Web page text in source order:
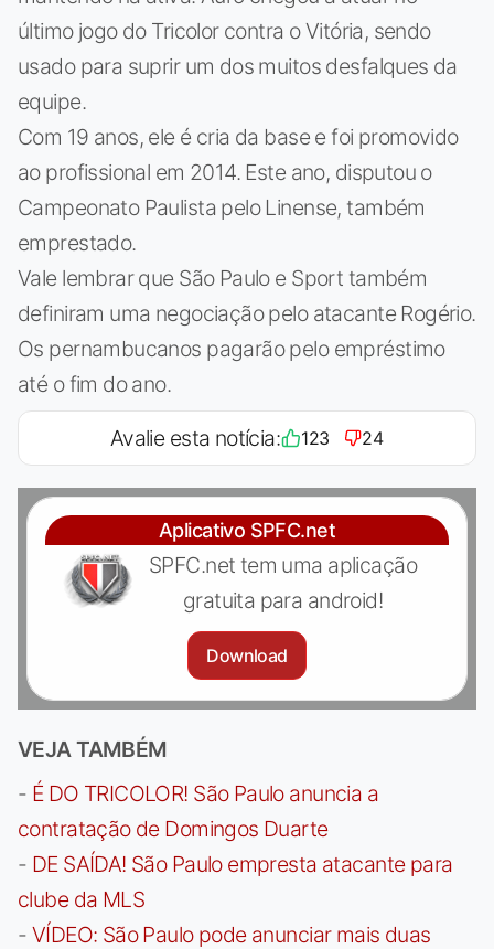
último jogo do Tricolor contra o Vitória, sendo
usado para suprir um dos muitos desfalques da
equipe.
Com 19 anos, ele é cria da base e foi promovido
ao profissional em 2014. Este ano, disputou o
Campeonato Paulista pelo Linense, também
emprestado.
Vale lembrar que São Paulo e Sport também
definiram uma negociação pelo atacante Rogério.
Os pernambucanos pagarão pelo empréstimo
até o fim do ano.
Avalie esta notícia: 123 24
Aplicativo SPFC.net
SPFC.net tem uma aplicação
gratuita para android!
Download
VEJA TAMBÉM
- É DO TRICOLOR! São Paulo anuncia a
contratação de Domingos Duarte
- DE SAÍDA! São Paulo empresta atacante para
clube da MLS
- VÍDEO: São Paulo pode anunciar mais duas